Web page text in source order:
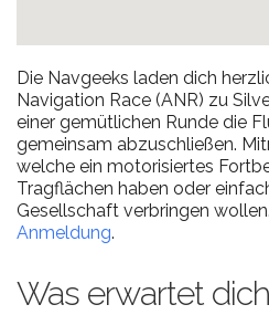
Die Navgeeks laden dich
Navigation Race (ANR) zu
einer gemütlichen Runde die
gemeinsam abzuschließen.
welche ein motorisiertes
Tragflächen haben oder
Gesellschaft verbringen
Anmeldung.
Was erwartet